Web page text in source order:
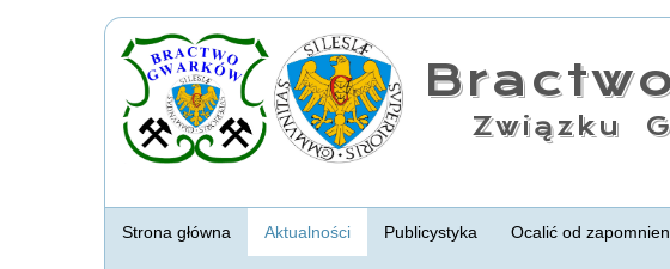
Związku
Strona główna Aktualności Publicystyka Ocalić od